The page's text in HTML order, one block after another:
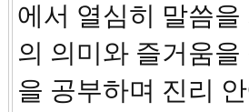
에서 열심히 말씀
의 의미와 즐거움
을 공부하며 진리